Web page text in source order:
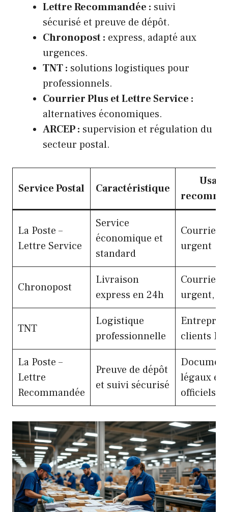
Lettre Recommandée : suivi
sécurisé et preuve de dépôt.
Chronopost : express, adapté aux
urgences.
TNT : solutions logistiques pour
professionnels.
Courrier Plus et Lettre Service :
alternatives économiques.
ARCEP : supervision et régulation du
secteur postal.
Service Postal Caractéristique
Usage
La Poste –
Lettre Service
Service
économique et
standard
Courrier
urgent
Chronopost
Livraison
express en 24h
Courrier
urgent,
TNT
Logistique
professionnelle
clients
La Poste –
Lettre
Recommandée
Preuve de dépôt
et suivi sécurisé
légaux et
officiels